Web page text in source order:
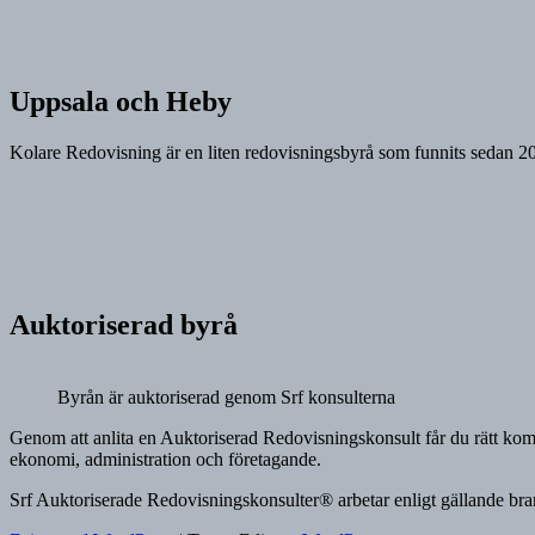
Uppsala och Heby
Kolare Redovisning är en liten redovisningsbyrå som funnits sedan
Auktoriserad byrå
Byrån är auktoriserad genom Srf konsulterna
Genom att anlita en Auktoriserad Redovisningskonsult får du rätt
ekonomi, administration och företagande.
Srf Auktoriserade Redovisningskonsulter® arbetar enligt gällande
beteende när du
surfar ökar du
personligt